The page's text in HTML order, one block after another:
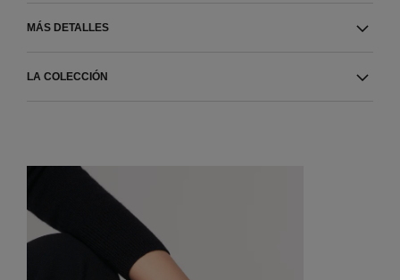
MÁS DETALLES
LA COLECCIÓN